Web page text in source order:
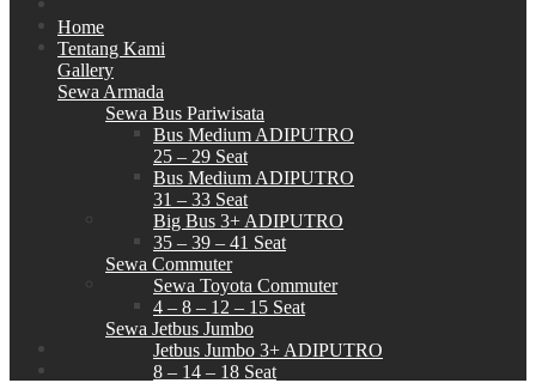
Home
Tentang Kami
Gallery
Sewa Armada
Sewa Bus Pariwisata
Bus Medium ADIPUTRO
25 – 29 Seat
Bus Medium ADIPUTRO
31 – 33 Seat
Big Bus 3+ ADIPUTRO
35 – 39 – 41 Seat
Sewa Commuter
Sewa Toyota Commuter
4 – 8 – 12 – 15 Seat
Sewa Jetbus Jumbo
Jetbus Jumbo 3+ ADIPUTRO
8 – 14 – 18 Seat